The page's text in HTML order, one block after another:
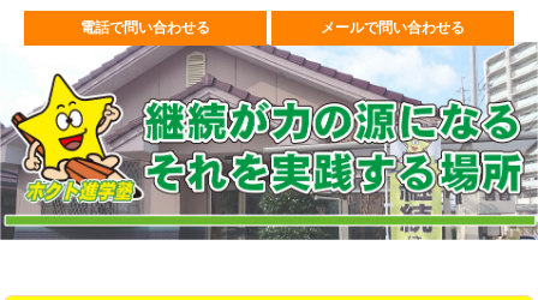
電話で問い合わせる メールで問い合わせる